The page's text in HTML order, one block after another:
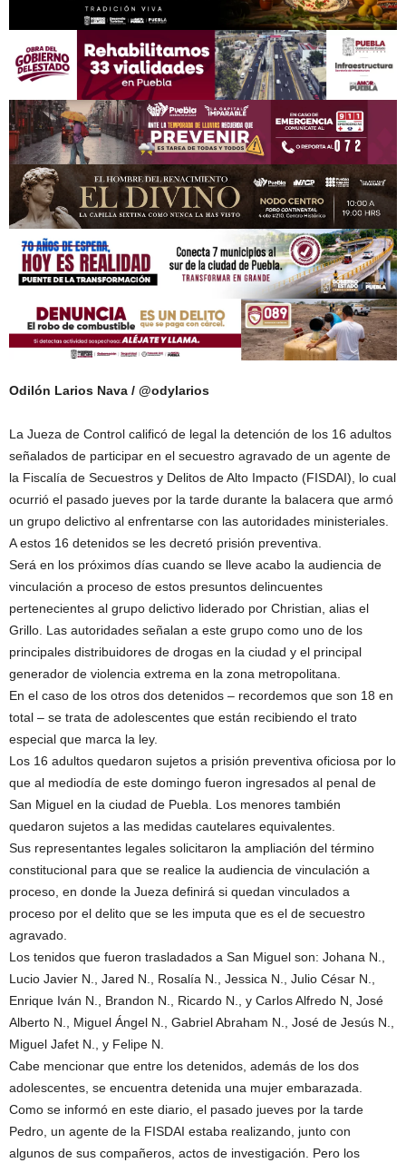
Odilón Larios Nava / @odylarios
La Jueza de Control calificó de legal la detención de los 16 adultos
señalados de participar en el secuestro agravado de un agente de
la Fiscalía de Secuestros y Delitos de Alto Impacto (FISDAI), lo cual
ocurrió el pasado jueves por la tarde durante la balacera que armó
un grupo delictivo al enfrentarse con las autoridades ministeriales.
A estos 16 detenidos se les decretó prisión preventiva.
Será en los próximos días cuando se lleve acabo la audiencia de
vinculación a proceso de estos presuntos delincuentes
pertenecientes al grupo delictivo liderado por Christian, alias el
Grillo. Las autoridades señalan a este grupo como uno de los
principales distribuidores de drogas en la ciudad y el principal
generador de violencia extrema en la zona metropolitana.
En el caso de los otros dos detenidos – recordemos que son 18 en
total – se trata de adolescentes que están recibiendo el trato
especial que marca la ley.
Los 16 adultos quedaron sujetos a prisión preventiva oficiosa por lo
que al mediodía de este domingo fueron ingresados al penal de
San Miguel en la ciudad de Puebla. Los menores también
quedaron sujetos a las medidas cautelares equivalentes.
Sus representantes legales solicitaron la ampliación del término
constitucional para que se realice la audiencia de vinculación a
proceso, en donde la Jueza definirá si quedan vinculados a
proceso por el delito que se les imputa que es el de secuestro
agravado.
Los tenidos que fueron trasladados a San Miguel son: Johana N.,
Lucio Javier N., Jared N., Rosalía N., Jessica N., Julio César N.,
Enrique Iván N., Brandon N., Ricardo N., y Carlos Alfredo N, José
Alberto N., Miguel Ángel N., Gabriel Abraham N., José de Jesús N.,
Miguel Jafet N., y Felipe N.
Cabe mencionar que entre los detenidos, además de los dos
adolescentes, se encuentra detenida una mujer embarazada.
Como se informó en este diario, el pasado jueves por la tarde
Pedro, un agente de la FISDAI estaba realizando, junto con
algunos de sus compañeros, actos de investigación. Pero los